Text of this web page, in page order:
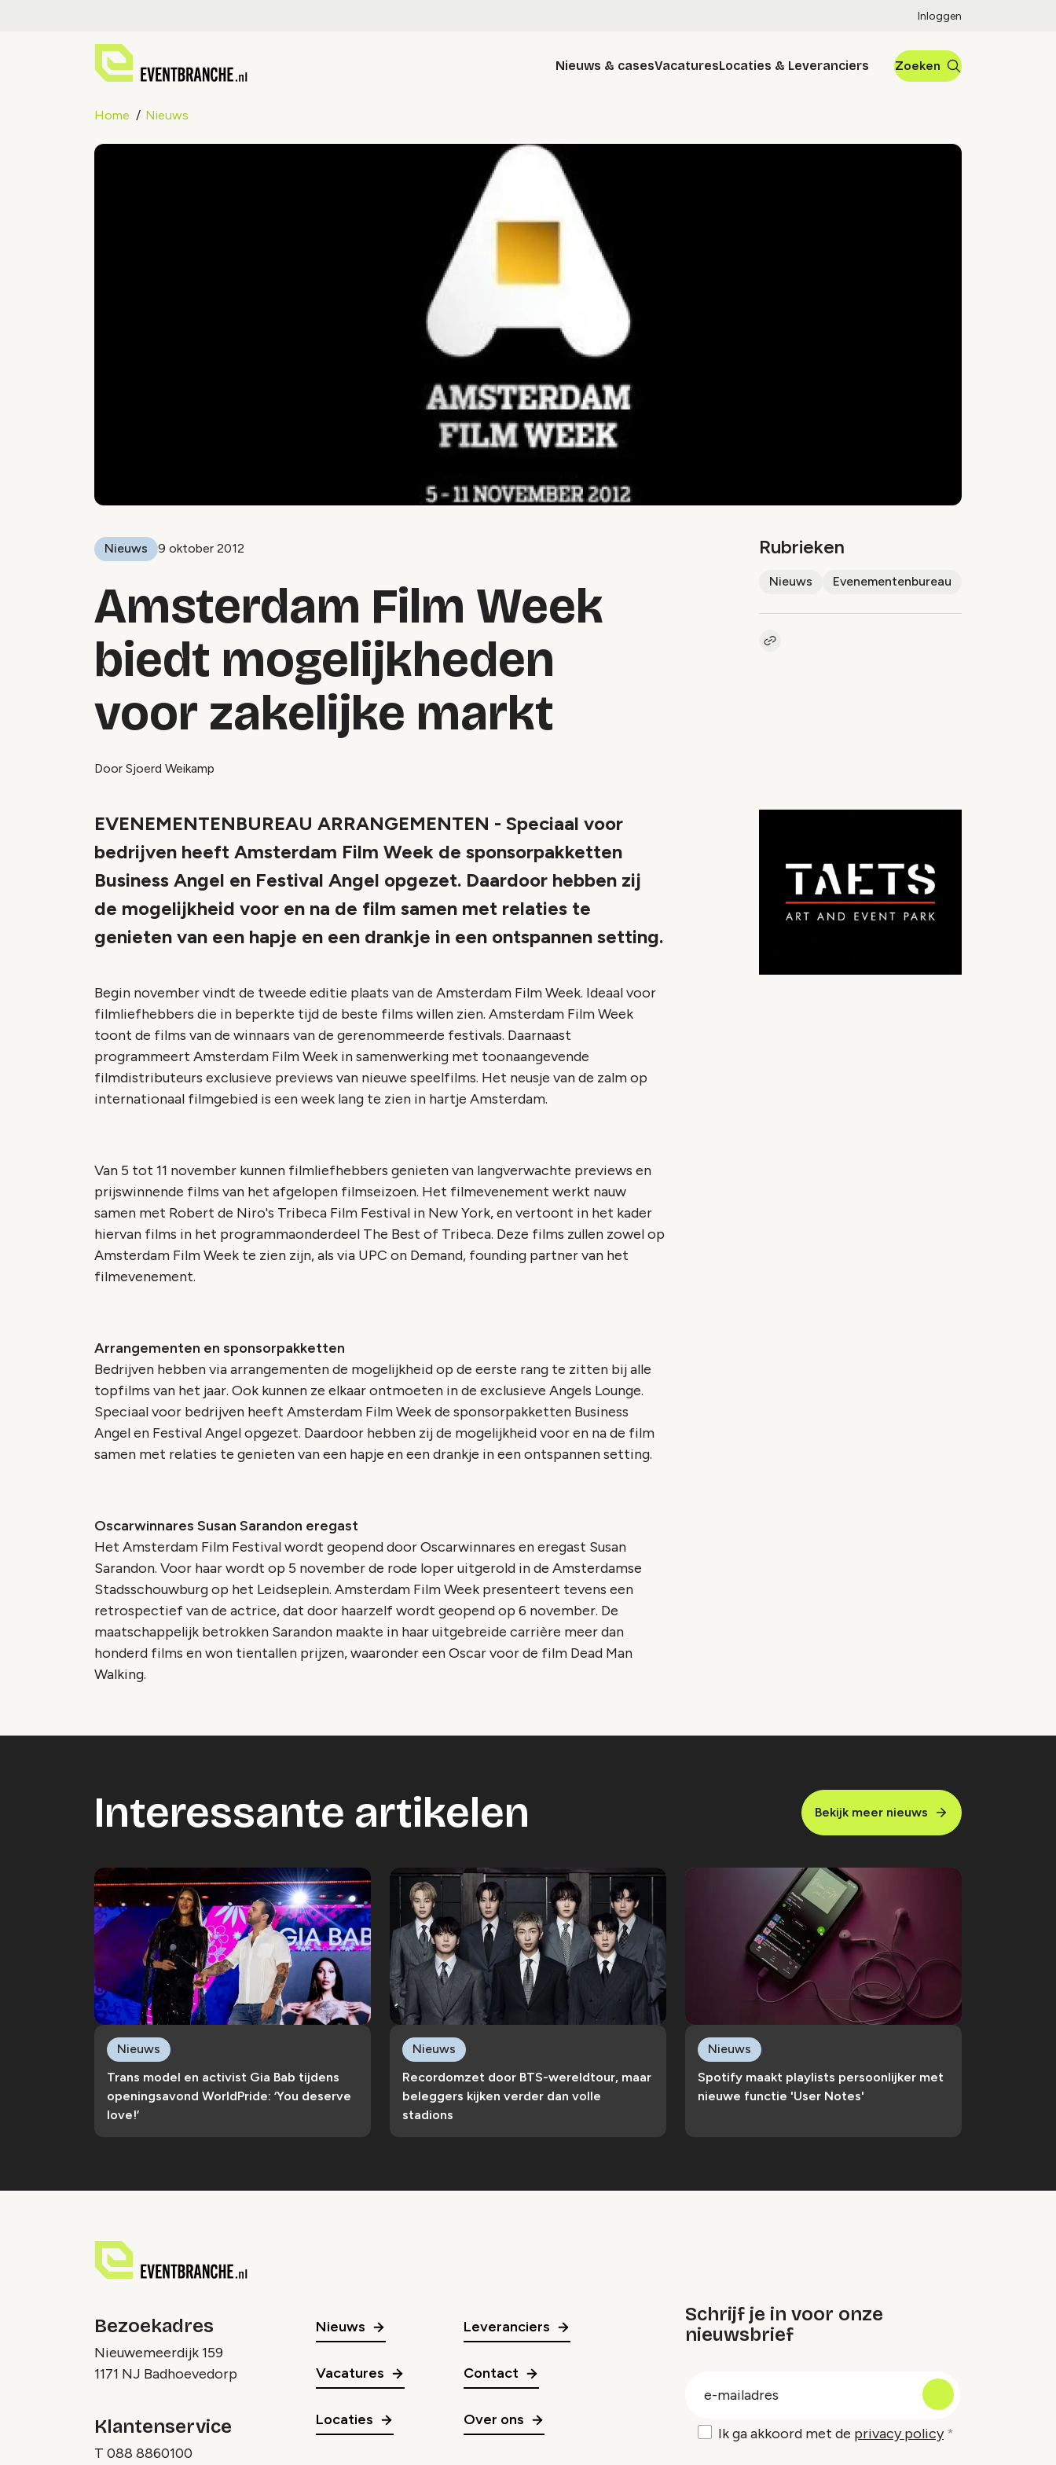
Inloggen
Nieuws & casesVacaturesLocaties & Leveranciers Zoeken
Home Nieuws
Nieuws 9 oktober 2012
Amsterdam Film Week
biedt mogelijkheden
voor zakelijke markt
Door Sjoerd Weikamp
Rubrieken
Nieuws Evenementenbureau
Kopieer link naar artikel
EVENEMENTENBUREAU ARRANGEMENTEN - Speciaal voor
bedrijven heeft Amsterdam Film Week de sponsorpakketten
Business Angel en Festival Angel opgezet. Daardoor hebben zij
de mogelijkheid voor en na de film samen met relaties te
genieten van een hapje en een drankje in een ontspannen setting.
Begin november vindt de tweede editie plaats van de Amsterdam Film Week. Ideaal voor
filmliefhebbers die in beperkte tijd de beste films willen zien. Amsterdam Film Week
toont de films van de winnaars van de gerenommeerde festivals. Daarnaast
programmeert Amsterdam Film Week in samenwerking met toonaangevende
filmdistributeurs exclusieve previews van nieuwe speelfilms. Het neusje van de zalm op
internationaal filmgebied is een week lang te zien in hartje Amsterdam.
Van 5 tot 11 november kunnen filmliefhebbers genieten van langverwachte previews en
prijswinnende films van het afgelopen filmseizoen. Het filmevenement werkt nauw
samen met Robert de Niro's Tribeca Film Festival in New York, en vertoont in het kader
hiervan films in het programmaonderdeel The Best of Tribeca. Deze films zullen zowel op
Amsterdam Film Week te zien zijn, als via UPC on Demand, founding partner van het
filmevenement.
Arrangementen en sponsorpakketten
Bedrijven hebben via arrangementen de mogelijkheid op de eerste rang te zitten bij alle
topfilms van het jaar. Ook kunnen ze elkaar ontmoeten in de exclusieve Angels Lounge.
Speciaal voor bedrijven heeft Amsterdam Film Week de sponsorpakketten Business
Angel en Festival Angel opgezet. Daardoor hebben zij de mogelijkheid voor en na de film
samen met relaties te genieten van een hapje en een drankje in een ontspannen setting.
Oscarwinnares Susan Sarandon eregast
Het Amsterdam Film Festival wordt geopend door Oscarwinnares en eregast Susan
Sarandon. Voor haar wordt op 5 november de rode loper uitgerold in de Amsterdamse
Stadsschouwburg op het Leidseplein. Amsterdam Film Week presenteert tevens een
retrospectief van de actrice, dat door haarzelf wordt geopend op 6 november. De
maatschappelijk betrokken Sarandon maakte in haar uitgebreide carrière meer dan
honderd films en won tientallen prijzen, waaronder een Oscar voor de film Dead Man
Walking.
Interessante artikelen Bekijk meer nieuws
Trans model en activist Gia Bab tijdens
openingsavond WorldPride: ‘You deserve
love!’
Nieuws
Recordomzet door BTS-wereldtour, maar
beleggers kijken verder dan volle
stadions
Nieuws
Spotify maakt playlists persoonlijker met
nieuwe functie 'User Notes'
Nieuws
Bezoekadres
Nieuwemeerdijk 159
1171 NJ Badhoevedorp
Klantenservice
T 088 8860100
Nieuws
Vacatures
Locaties
Leveranciers
Contact
Over ons
Schrijf je in voor onze
nieuwsbrief
Ik ga akkoord met de privacy policy